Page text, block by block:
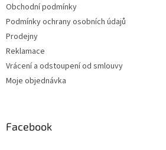
Obchodní podmínky
Podmínky ochrany osobních údajů
Prodejny
Reklamace
Vrácení a odstoupení od smlouvy
Moje objednávka
Facebook